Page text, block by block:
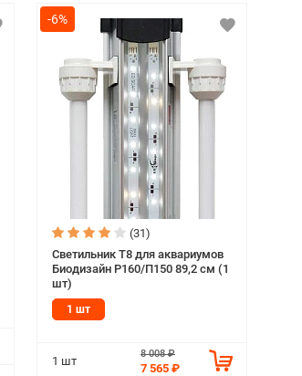
материалов и только по
смело можно сказать, что
Как раз это сочетание
продаж на
-6%
(31)
Светильник T8 для аквариумов
Биодизайн Р160/П150 89,2 см (1
шт)
1 шт
1 шт
8 008 ₽
7 565 ₽